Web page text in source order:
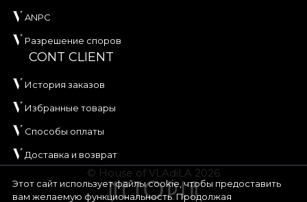
Этот сайт использует файлы cookie, чтобы предоставить
вам желаемую функциональность. Продолжая
ANPC
Разрешение споров
CONT CLIENT
История заказов
Избранные товары
Способы оплаты
Доставка и возврат
© House of VLAdiLA 2026